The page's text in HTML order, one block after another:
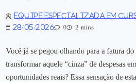
Equipe especializada em
28/05/2026
0 2 mins
Você já se pegou olhando para a fatura
transformar aquele “cinza” de despesas
oportunidades reais? Essa sensação de